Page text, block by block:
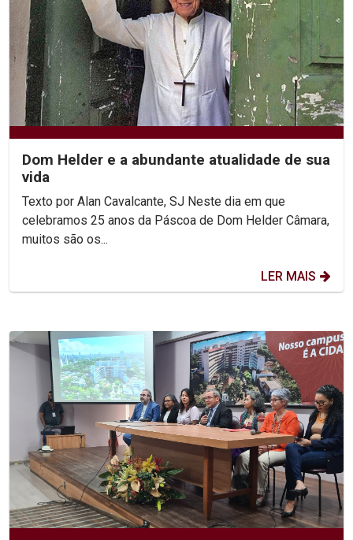
Dom Helder e a abundante atualidade de sua
vida
Texto por Alan Cavalcante, SJ Neste dia em que
celebramos 25 anos da Páscoa de Dom Helder Câmara,
muitos são os...
LER MAIS